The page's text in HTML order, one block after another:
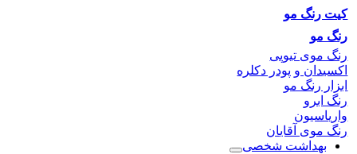
کیت رنگ مو
رنگ مو
رنگ موی تیوپی
اکسیدان و پودر دکلره
ابزار رنگ مو
رنگ ابرو
واریاسیون
رنگ موی آقایان
بهداشت شخصی